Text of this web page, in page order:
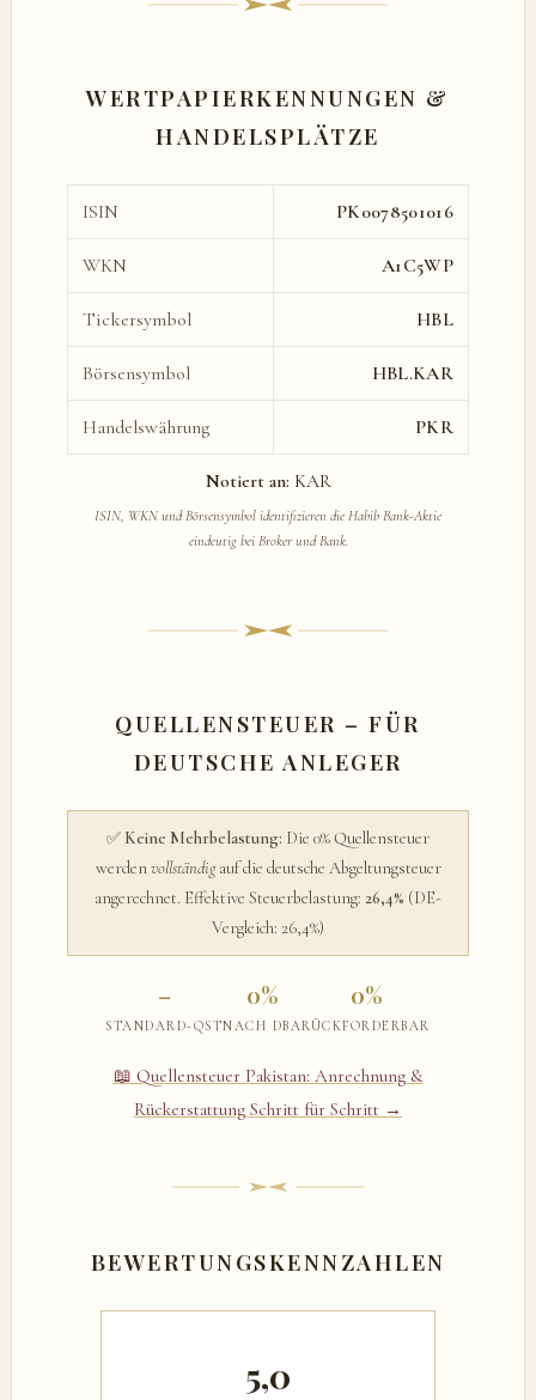
WERTPAPIERKENNUNGEN &
HANDELSPLÄTZE
ISIN PK0078501016
WKN A1C5WP
Tickersymbol HBL
Börsensymbol HBL.KAR
Handelswährung PKR
Notiert an: KAR
ISIN, WKN und Börsensymbol identifizieren die Habib Bank-Aktie
eindeutig bei Broker und Bank.
QUELLENSTEUER – FÜR
DEUTSCHE ANLEGER
✅ Keine Mehrbelastung: Die 0% Quellensteuer
werdenvollständigauf die deutsche Abgeltungsteuer
angerechnet. Effektive Steuerbelastung: 26,4% (DE-
Vergleich: 26,4%)
–
STANDARD-QST
0%
NACH DBA
0%
RÜCKFORDERBAR
📖 Quellensteuer Pakistan: Anrechnung &
Rückerstattung Schritt für Schritt →
BEWERTUNGSKENNZAHLEN
5,0